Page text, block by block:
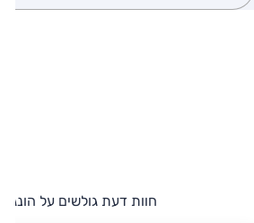
חוות דעת גולשים על הונגצ'י E-HS9